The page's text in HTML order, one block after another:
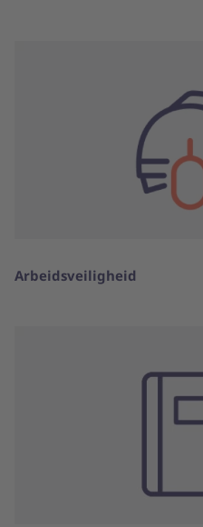
Arbeidsveiligheid